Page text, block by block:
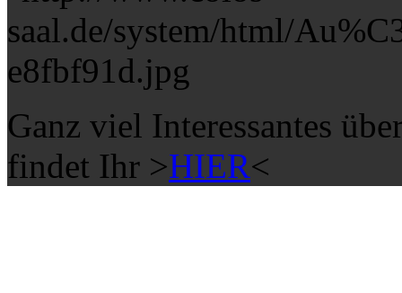
Ganz viel Interessantes
findet Ihr >HIER<